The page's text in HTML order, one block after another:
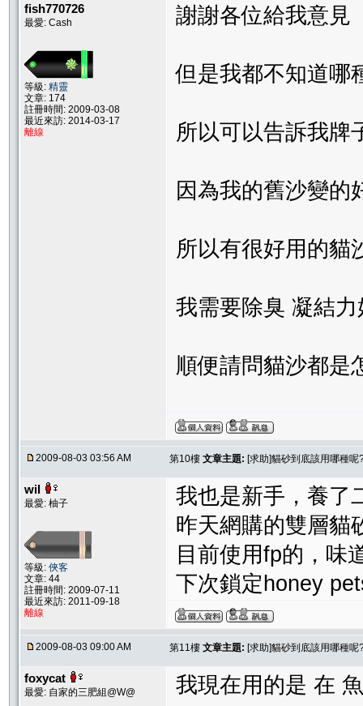
fish770726
最愛: Cash
等級: 精靈
文章: 174
註冊時間: 2009-03-08
最近來訪: 2014-03-17
離線
謝謝各位給我意見
但是我都不知道哪
所以可以告訴我牌
因為我的舊沙變的
所以有很好用的貓
我需要除臭 凝結
順便請問貓沙都是
2009-08-03 03:56 AM 第10樓 文章主題: [求助]貓砂到底該用哪種呢
wil
最愛: 柚子
等級: 俠客
文章: 44
註冊時間: 2009-07-11
最近來訪: 2011-09-18
離線
我也是新手，養了
昨天網購的雙層貓
目前使用fp的，味
下次鎖定honey
2009-08-03 09:00 AM 第11樓 文章主題: [求助]貓砂到底該用哪種呢
foxycat
最愛: 自家的三肥組@W@ 我現在用的是 在